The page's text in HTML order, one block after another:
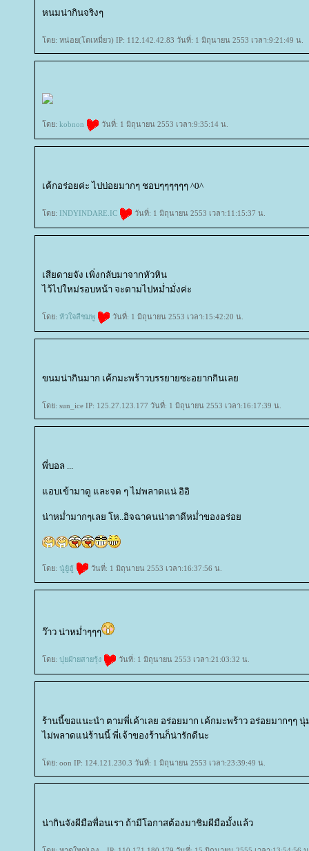
หนมน่ากินจริงๆ
ดย: หน่อย(โตเหมี่ยว) IP: 112.142.42.83 วันที่: 1 มิถุนายน 2553 เวลา:9:21:49 น.
ดย: kobnon วันที่: 1 มิถุนายน 2553 เวลา:9:35:14 น.
เค้กอร่อยค่ะ ไปบ่อยมากๆ ชอบๆๆๆๆๆๆ ^0^
ดย: INDYINDARE.IC วันที่: 1 มิถุนายน 2553 เวลา:11:15:37 น.
เสียดายจัง เพิ่งกลับมาจากหัวหิน
ไว้ไปใหม่รอบหน้า จะตามไปหม่ำมั่งค่ะ
ดย: หัวใจสีชมพู วันที่: 1 มิถุนายน 2553 เวลา:15:42:20 น.
ขนมน่ากินมาก เค้กมะพร้าวบรรยายซะอยากกินเล
ดย: sun_ice IP: 125.27.123.177 วันที่: 1 มิถุนายน 2553 เวลา:16:17:39 น.
พี่บอล ...
อบเข้ามาดู และจด ๆ ไม่พลาดแน่ อิอิ
น่าหม่ำมากๆเลย โห..อิจฉาคนน่าตาดีหม่ำของอร่อ
ดย: นู๋ยู้ฮู้ วันที่: 1 มิถุนายน 2553 เวลา:16:37:56 น.
ว๊าว น่าหม่ำๆๆๆ
ดย: ปุยฝ้ายสายรุ้ง วันที่: 1 มิถุนายน 2553 เวลา:21:03:32 น.
ร้านนี้ขอแนะนำ ตามพี่เค้าเลย อร่อยมาก เค้กมะพร้าว อร่อยมากๆๆ
ไม่พลาดแน่ร้านนี้ พี่เจ้าของร้านก็น่ารักดีนะ
ดย: oon IP: 124.121.230.3 วันที่: 1 มิถุนายน 2553 เวลา:23:39:49 น.
น่ากินจังผีมือพื่อนเรา ถ้ามีโอกาสต้องมาชิมผีมือมั้งแล้ว